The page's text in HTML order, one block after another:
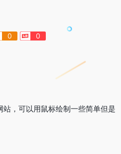
0 0
，可以用鼠标绘制一些简单但是